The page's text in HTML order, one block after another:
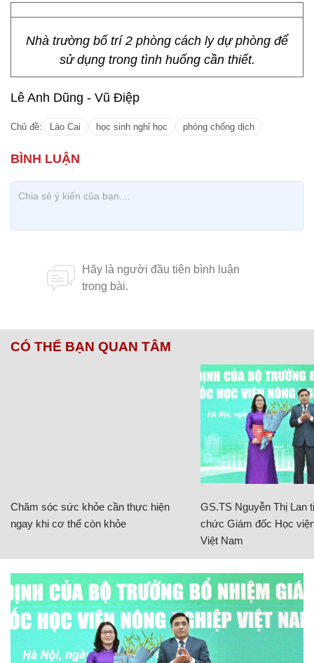
Nhà trường bố trí 2 phòng cách ly dự phòng để
sử dụng trong tình huống cần thiết.
Lê Anh Dũng - Vũ Điệp
Chủ đề: Lào Cai học sinh nghỉ học phòng chống dịch
CÓ THỂ BẠN QUAN TÂM
Chăm sóc sức khỏe cần thực hiện
ngay khi cơ thể còn khỏe
GS.TS Nguyễn Thị Lan
chức Giám đốc Học
Việt Nam